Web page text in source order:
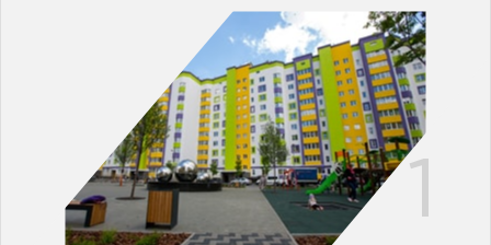
БОРЩАГОВКА
ЖК "ЩАСЛИВИЙ"
ПЕТРОПАВЛОВСКАЯ
БОРЩАГОВКА